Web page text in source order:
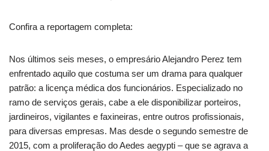
Confira a reportagem completa:
Nos últimos seis meses, o empresário Alejandro Perez tem
enfrentado aquilo que costuma ser um drama para qualquer
patrão: a licença médica dos funcionários. Especializado no
ramo de serviços gerais, cabe a ele disponibilizar porteiros,
jardineiros, vigilantes e faxineiras, entre outros profissionais,
para diversas empresas. Mas desde o segundo semestre de
2015, com a proliferação do Aedes aegypti – que se agrava a